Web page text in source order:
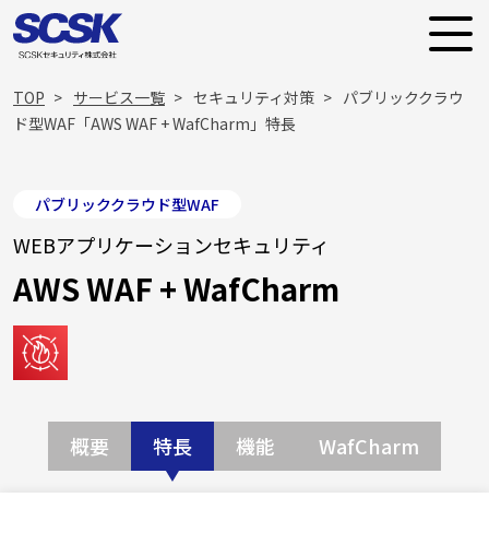
TOP サービス一覧 セキュリティ対策
パブリッククラウ
ド型WAF「AWS WAF + WafCharm」特長
パブリッククラウド型WAF
WEBアプリケーションセキュリティ
AWS WAF + WafCharm
概要 特長 機能 WafCharm